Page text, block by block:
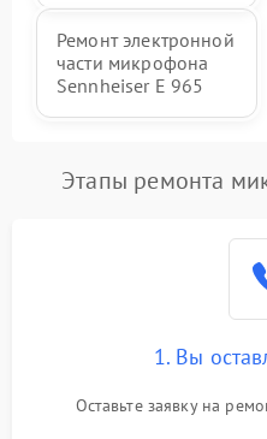
Ремонт электронной
части микрофона
Sennheiser E 965
Этапы ремонта
1. Вы
Оставьте заявку на